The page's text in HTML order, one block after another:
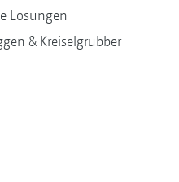
Lösungen
& Kreiselgrubber